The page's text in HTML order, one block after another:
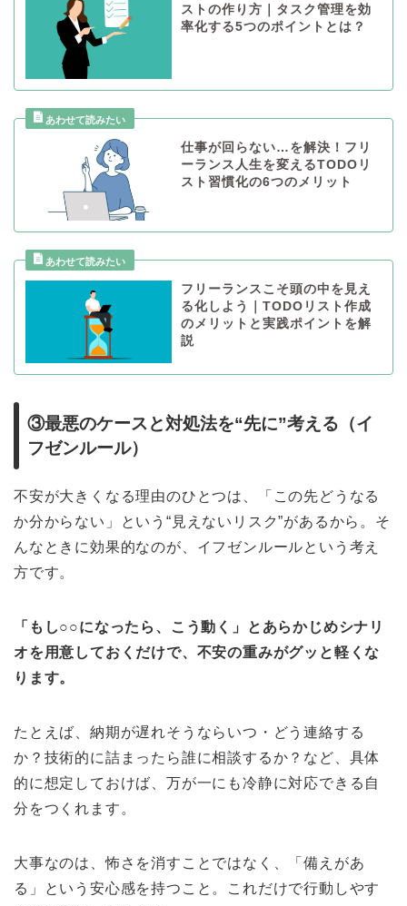
ストの作り方｜タスク管理を効
率化する5つのポイントとは？
仕事が回らない…を解決！フリ
ーランス人生を変えるTODOリ
スト習慣化の6つのメリット
フリーランスこそ頭の中を見え
る化しよう｜TODOリスト作成
のメリットと実践ポイントを解
説
③最悪のケースと対処法を“先に”考える（イ
フゼンルール）
不安が大きくなる理由のひとつは、「この先どうなる
か分からない」という“見えないリスク”があるから。そ
んなときに効果的なのが、イフゼンルールという考え
方です。
「もし○○になったら、こう動く」とあらかじめシナリ
オを用意しておくだけで、不安の重みがグッと軽くな
ります。
たとえば、納期が遅れそうならいつ・どう連絡する
か？技術的に詰まったら誰に相談するか？など、具体
的に想定しておけば、万が一にも冷静に対応できる自
分をつくれます。
大事なのは、怖さを消すことではなく、「備えがあ
る」という安心感を持つこと。これだけで行動しやす